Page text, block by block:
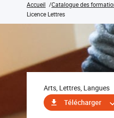
Accueil Catalogue des
Licence Lettres
Arts, Lettres, Langues
Télécharger